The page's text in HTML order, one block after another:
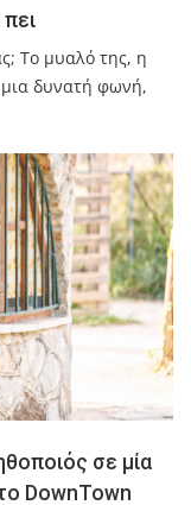
Το μυαλό της, η
μια δυνατή φωνή,
σε μία
DownTown